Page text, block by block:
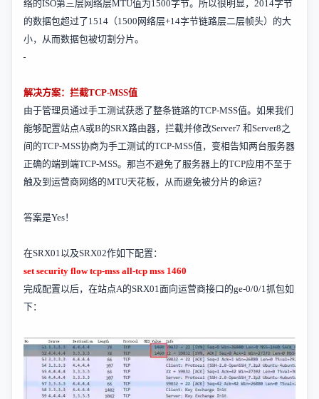
络的ISO第三层网络层MTU值为1500字节。所以很明显， 2014字节
的数据包超过了1514 （1500 网络层+14字节链路层二层帧头）的大
小，从而数据包被切割分片。
解决方案：拦截TCP-MSS值
由于管理员通过手工测试获悉了整条链路的TCP-MSS值。如果我们
能够配置站点A或B的SRX路由器，拦截并修改Server7 和Server8之
间的TCP-MSS协商为手工测试的TCP-MSS值，变相告知两台服务器
正确的端到端TCP-MSS。那岂不避免了服务器上的TCP应用不至于
触及到运营商网络的MTU天花板，从而避免被分片的命运？
答案是Yes！
在SRX01 以及SRX02作如下配置：
set security flow tcp-mss all-tcp mss 1460
完成配置以后，在站点A的SRX01 面向运营商接口的ge-0/0/1 抓包如
下：